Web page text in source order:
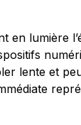
en lumière
lente et